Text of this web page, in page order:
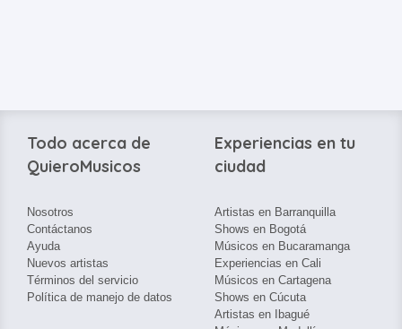
Todo acerca de
QuieroMusicos
Nosotros
Contáctanos
Ayuda
Nuevos artistas
Términos del servicio
Política de manejo de datos
Experiencias en tu
ciudad
Artistas en Barranquilla
Shows en Bogotá
Músicos en Bucaramanga
Experiencias en Cali
Músicos en Cartagena
Shows en Cúcuta
Artistas en Ibagué